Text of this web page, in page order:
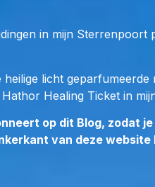
van
in mijn
licht
Hathor Healing Ticket in
op dit Blog, zodat
van deze